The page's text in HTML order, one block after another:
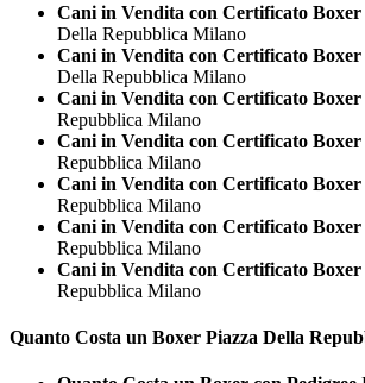
Cani in Vendita con Certificato Boxer
Della Repubblica Milano
Cani in Vendita con Certificato Boxer
Della Repubblica Milano
Cani in Vendita con Certificato Boxer
Repubblica Milano
Cani in Vendita con Certificato Boxer
Repubblica Milano
Cani in Vendita con Certificato Boxer
Repubblica Milano
Cani in Vendita con Certificato Boxer
Repubblica Milano
Cani in Vendita con Certificato Boxer
Repubblica Milano
Quanto Costa un Boxer Piazza Della